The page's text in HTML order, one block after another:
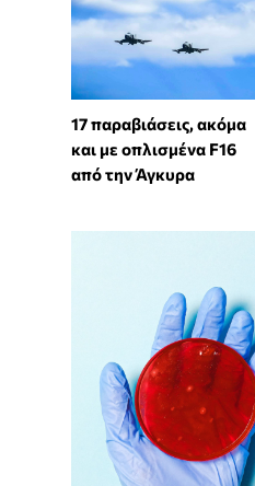
17 παραβιάσεις, ακόμα
και με οπλισμένα F16
από την Άγκυρα